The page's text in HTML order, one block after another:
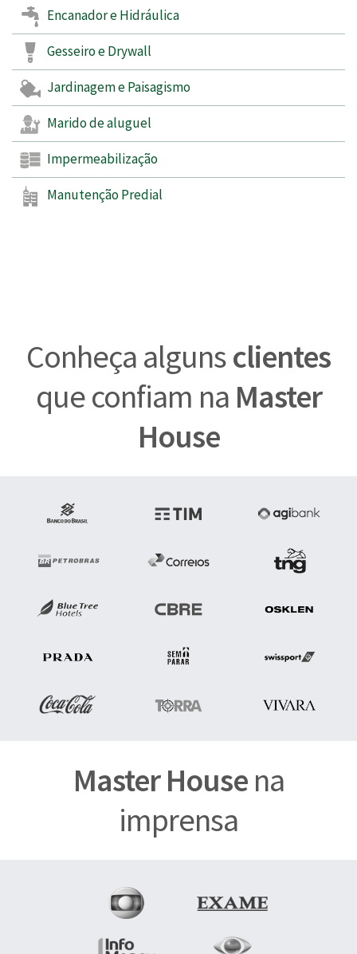
Encanador e Hidráulica
Gesseiro e Drywall
Jardinagem e Paisagismo
Marido de aluguel
Impermeabilização
Manutenção Predial
Conheça algunsclientes
que confiam na Master
House
Master Housena
imprensa